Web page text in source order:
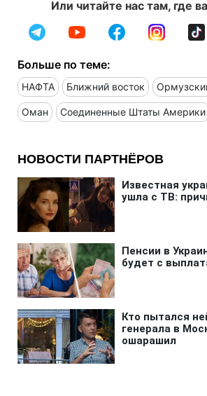
Или читайте нас там, где
Больше по теме:
НАФТА Ближний восток
Оман Соединенные Штаты Америки